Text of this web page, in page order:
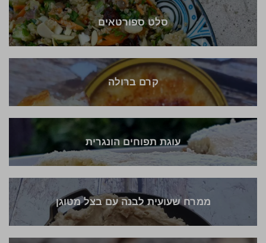
סלט ספורטאים
קרם ברולה
עוגת תפוחים הונגרית
ממרח שעועית לבנה עם בצל מטוגן